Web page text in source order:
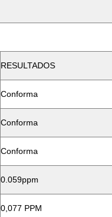
RESULTADOS
Conforma
Conforma
Conforma
0.059ppm
0,077 PPM